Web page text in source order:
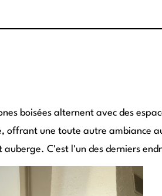
boisées alternent avec des
offrant une toute autre ambiance
C'est l'un des derniers